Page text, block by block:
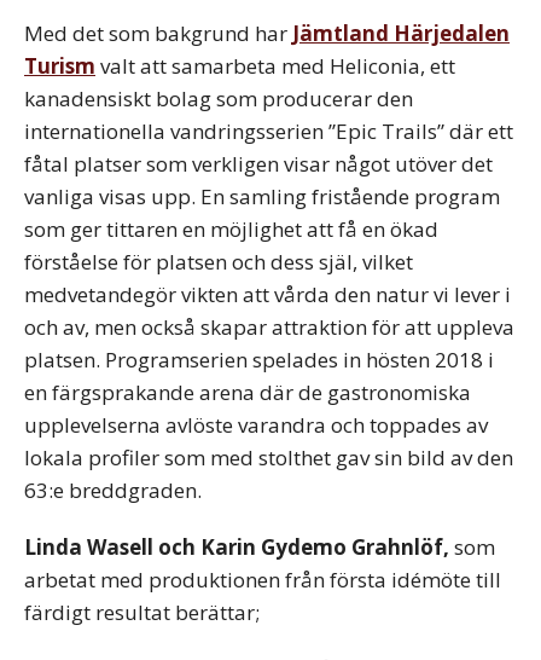
Med det som bakgrund har Jämtland Härjedalen
Turism valt att samarbeta med Heliconia, ett
kanadensiskt bolag som producerar den
internationella vandringsserien ”Epic Trails” där ett
fåtal platser som verkligen visar något utöver det
vanliga visas upp. En samling fristående program
som ger tittaren en möjlighet att få en ökad
förståelse för platsen och dess själ, vilket
medvetandegör vikten att vårda den natur vi lever i
och av, men också skapar attraktion för att uppleva
platsen. Programserien spelades in hösten 2018 i
en färgsprakande arena där de gastronomiska
upplevelserna avlöste varandra och toppades av
lokala profiler som med stolthet gav sin bild av den
63:e breddgraden.
Linda Wasell och Karin Gydemo Grahnlöf, som
arbetat med produktionen från första idémöte till
färdigt resultat berättar;